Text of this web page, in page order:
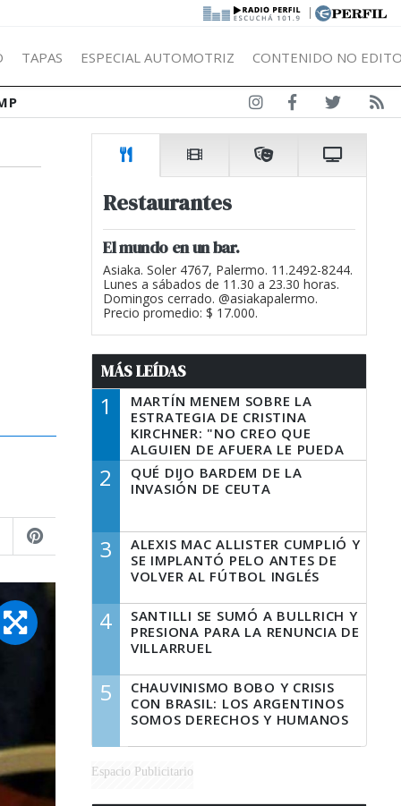
|
TAPAS ESPECIAL AUTOMOTRIZ CONTENIDO NO
Restaurantes
El mundo en un bar.
Asiaka. Soler 4767, Palermo. 11.2492-8244.
Lunes a sábados de 11.30 a 23.30 horas.
Domingos cerrado. @asiakapalermo.
Precio promedio: $ 17.000.
MÁS LEÍDAS
1
MARTÍN MENEM SOBRE LA
ESTRATEGIA DE CRISTINA
KIRCHNER: "NO CREO QUE
ALGUIEN DE AFUERA LE PUEDA
DECIR A LA JUSTICIA LO QUE
TIENE QUE HACER"
2
QUÉ DIJO BARDEM DE LA
INVASIÓN DE CEUTA
3
ALEXIS MAC ALLISTER CUMPLIÓ Y
SE IMPLANTÓ PELO ANTES DE
VOLVER AL FÚTBOL INGLÉS
4
SANTILLI SE SUMÓ A BULLRICH Y
PRESIONA PARA LA RENUNCIA DE
VILLARRUEL
5
CHAUVINISMO BOBO Y CRISIS
CON BRASIL: LOS ARGENTINOS
SOMOS DERECHOS Y HUMANOS
Espacio Publicitario